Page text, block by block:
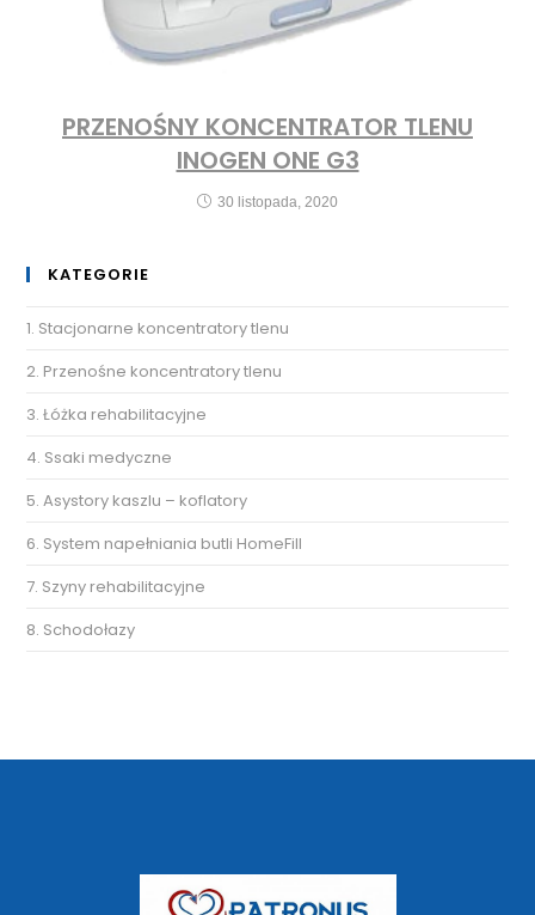
PRZENOŚNY KONCENTRATOR TLENU
INOGEN ONE G3
30 listopada, 2020
KATEGORIE
1. Stacjonarne koncentratory tlenu
2. Przenośne koncentratory tlenu
3. Łóżka rehabilitacyjne
4. Ssaki medyczne
5. Asystory kaszlu – koflatory
6. System napełniania butli HomeFill
7. Szyny rehabilitacyjne
8. Schodołazy